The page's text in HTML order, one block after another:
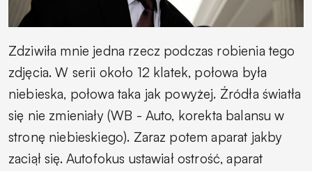
Zdziwiła mnie jedna rzecz podczas robienia tego
zdjęcia. W serii około 12 klatek, połowa była
niebieska, połowa taka jak powyżej. Źródła światła
się nie zmieniały (WB - Auto, korekta balansu w
stronę niebieskiego). Zaraz potem aparat jakby
zaciął się. Autofokus ustawiał ostrość, aparat